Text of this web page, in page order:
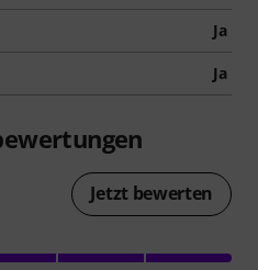
Ja
Ja
Jetzt bewerten